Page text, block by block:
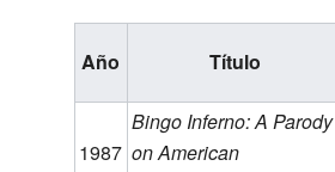
Año Título
1987
Bingo Inferno: A Parody
on American